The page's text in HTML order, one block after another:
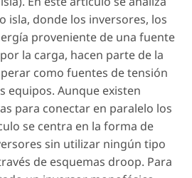
isla, donde los inversores, los
proveniente de una fuente
la carga, hacen parte de la
como fuentes de tensión
equipos. Aunque existen
para conectar en paralelo los
se centra en la forma de
sin utilizar ningún tipo
de esquemas droop. Para